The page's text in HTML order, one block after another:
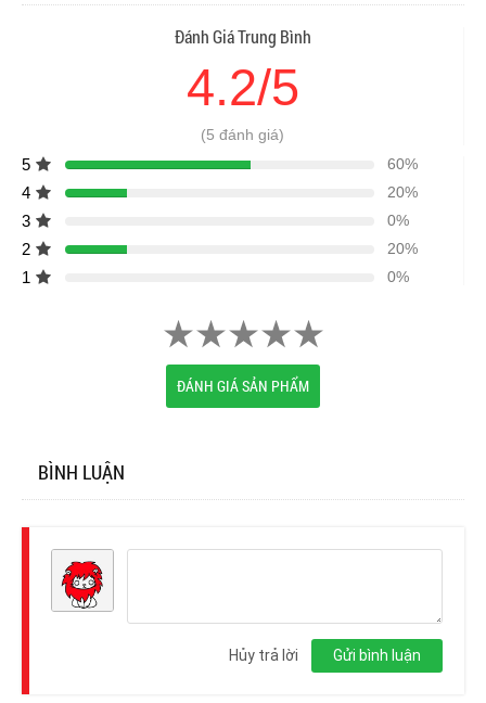
Đánh Giá Trung Bình
4.2/5
(5 đánh giá)
5 60%
4 20%
3 0%
2 20%
1 0%
ĐÁNH GIÁ SẢN PHẨM
BÌNH LUẬN
Gửi bình luận
Hủy trả lời